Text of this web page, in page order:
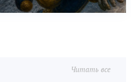
Читать все